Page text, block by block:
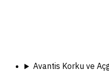
Avantis Korku ve